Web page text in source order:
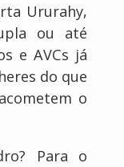
Ururahy,
ou até
e AVCs já
do que
o
Para o